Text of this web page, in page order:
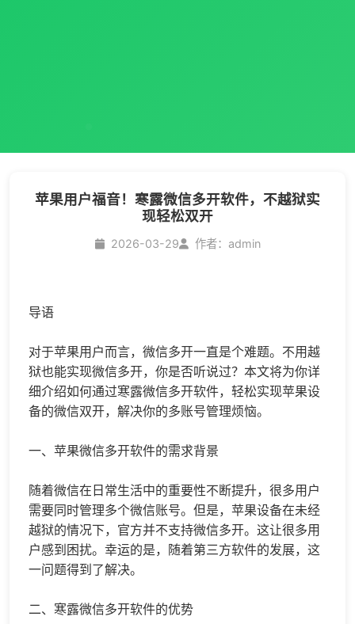
苹果用户福音！寒露微信多开软件，不越狱实
现轻松双开
2026-03-29 作者：admin
导语
对于苹果用户而言， 微信多开一直是个难题。不用越
狱也能实现微信多开，你是否听说过？本文将为你详
细介绍如何通过寒露微信多开软件，轻松实现苹果设
备的微信双开，解决你的多账号管理烦恼。
一、苹果微信多开软件的需求背景
随着微信在日常生活中的重要性不断提升，很多用户
需要同时管理多个微信账号。但是，苹果设备在未经
越狱的情况下，官方并不支持微信多开。这让很多用
户感到困扰。幸运的是，随着第三方软件的发展，这
一问题得到了解决。
二、寒露微信多开软件的优势